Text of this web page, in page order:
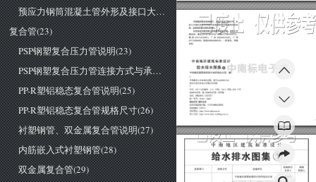
预应力钢筒混凝土管外形及接口大样(22)
复合管(23)
PSP钢塑复合压力管说明(23)
PSP钢塑复合压力管连接方式与承插口尺寸(24)
PP-R塑铝稳态复合管说明(25)
PP-R塑铝稳态复合管规格尺寸(26)
衬塑钢管、双金属复合管说明(27)
内筋嵌入式衬塑钢管(28)
双金属复合管(29)